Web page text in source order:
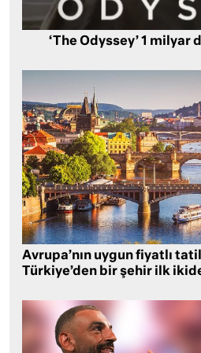
‘The Odyssey’ 1 milyar
Avrupa’nın uygun fiyatlı
Türkiye’den bir şehir ilk